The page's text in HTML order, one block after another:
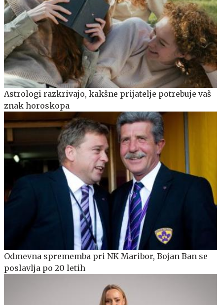
Astrologi razkrivajo, kakšne prijatelje potrebuje vaš
znak horoskopa
Odmevna sprememba pri NK Maribor, Bojan Ban se
poslavlja po 20 letih